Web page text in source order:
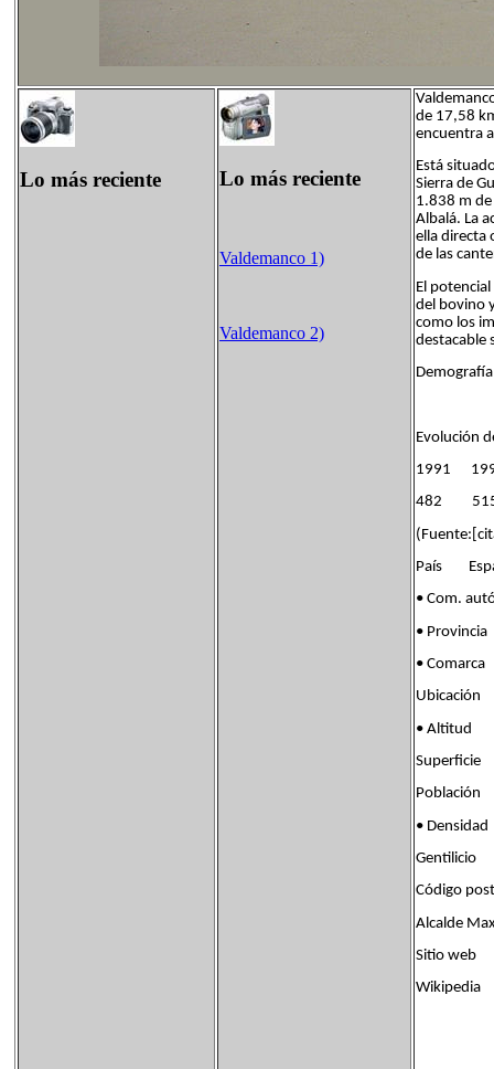
Lo más reciente Lo más reciente
Valdemanco 1)
Valdemanco 2)
de 17,58
encuentra
Está
Sierra de
1.838 m
Albalá. La
ella directa
de las
El
del bovino
como los
destacable
Evolución
1991
482
País
• Com.
•
•
Ubicación
• Altitud
•
Gentilicio
Código
Alcalde
Sitio web
Wikipedia